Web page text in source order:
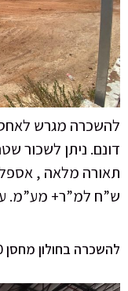
ש”ח למ”ר+ מע”מ.
להשכרה בחולון מחסן 1,200 מ”ר